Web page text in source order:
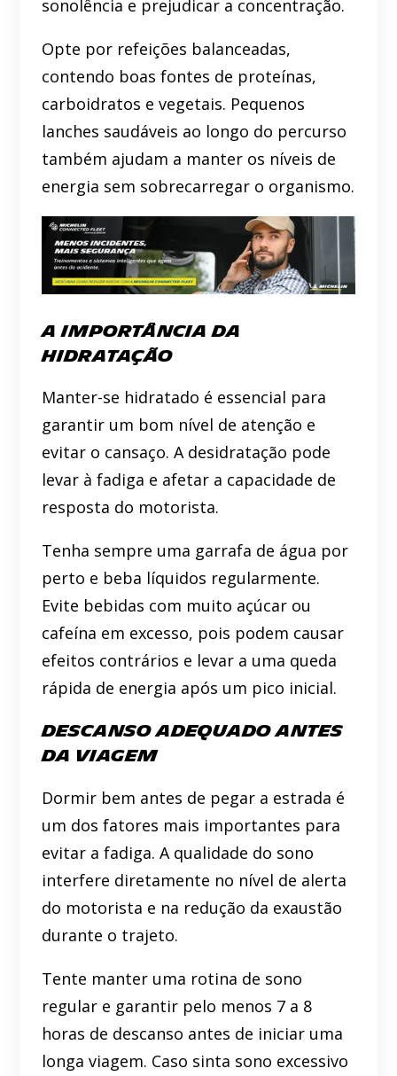
sonolência e prejudicar a concentração.
Opte por refeições balanceadas,
contendo boas fontes de proteínas,
carboidratos e vegetais. Pequenos
lanches saudáveis ao longo do percurso
também ajudam a manter os níveis de
energia sem sobrecarregar o organismo.
A Importância da
Hidratação
Manter-se hidratado é essencial para
garantir um bom nível de atenção e
evitar o cansaço. A desidratação pode
levar à fadiga e afetar a capacidade de
resposta do motorista.
Tenha sempre uma garrafa de água por
perto e beba líquidos regularmente.
Evite bebidas com muito açúcar ou
cafeína em excesso, pois podem causar
efeitos contrários e levar a uma queda
rápida de energia após um pico inicial.
Descanso Adequado Antes
da Viagem
Dormir bem antes de pegar a estrada é
um dos fatores mais importantes para
evitar a fadiga. A qualidade do sono
interfere diretamente no nível de alerta
do motorista e na redução da exaustão
durante o trajeto.
Tente manter uma rotina de sono
regular e garantir pelo menos 7 a 8
horas de descanso antes de iniciar uma
longa viagem. Caso sinta sono excessivo